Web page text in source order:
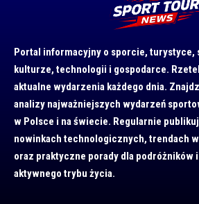
Portal informacyjny o sporcie, turystyce,
kulturze, technologii i gospodarce.
aktualne wydarzenia każdego dnia.
analizy najważniejszych wydarzeń
w Polsce i na świecie. Regularnie
nowinkach technologicznych, trendach
oraz praktyczne porady dla podróżników
aktywnego trybu życia.